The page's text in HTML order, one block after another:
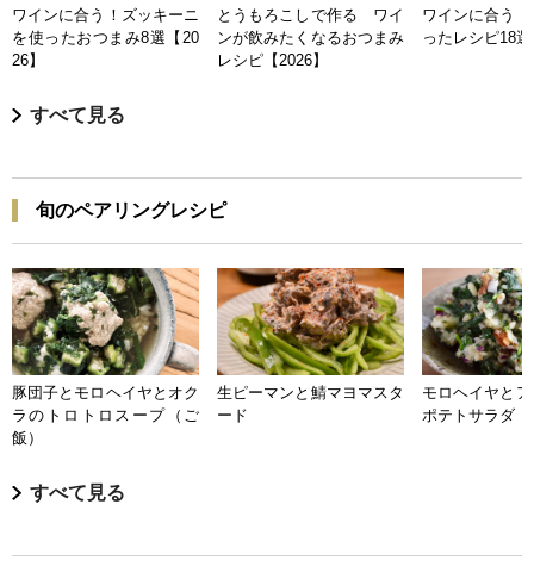
ワインに合う！ズッキーニ
を使ったおつまみ8選【20
26】
とうもろこしで作る ワイ
ンが飲みたくなるおつまみ
レシピ【2026】
ワインに合う
ったレシピ18
すべて見る
旬のペアリングレシピ
豚団子とモロヘイヤとオク
ラのトロトロスープ（ご
飯）
生ピーマンと鯖マヨマスタ
ード
モロヘイヤと
ポテトサラダ
すべて見る